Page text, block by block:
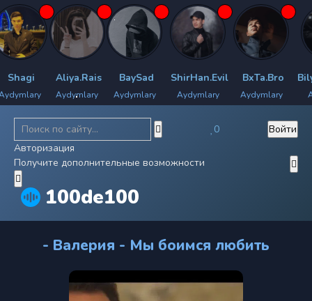
Aliya.Rais
Aydymlary
BaySad
Aydymlary
ShirHan.Evil
Aydymlary
BxTa.Bro
Aydymlary
100de100
0
Войти
Авторизация
Получите дополнительные возможности
- Валерия - Мы боимся любить